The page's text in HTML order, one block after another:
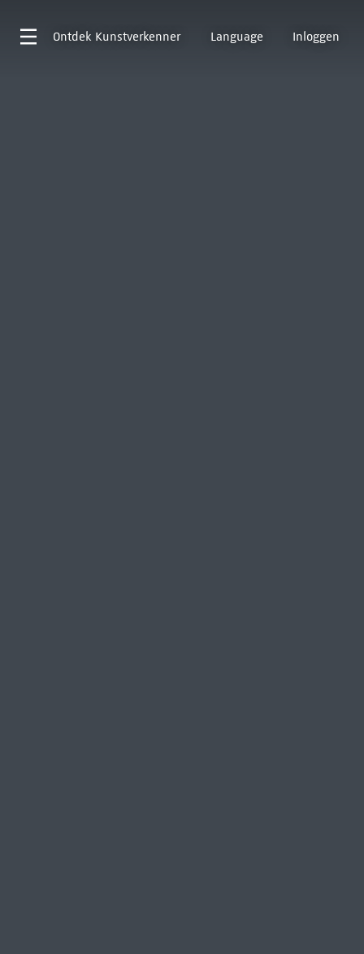
Ontdek Kunstverkenner Language Inloggen